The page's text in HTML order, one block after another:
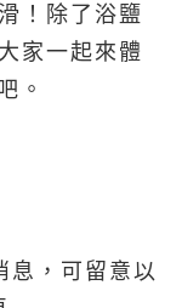
！除了浴鹽
家一起來體
。
息，可留意以